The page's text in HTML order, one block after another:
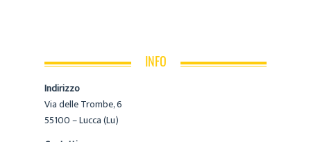
INFO
Indirizzo
Via delle Trombe, 6
55100 – Lucca (Lu)